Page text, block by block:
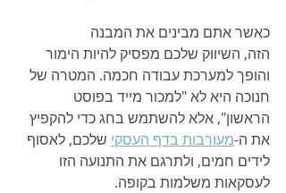
כאשר אתם מבינים את המבנה
הזה, השיווק שלכם מפסיק להיות הימור
והופך למערכת עבודה חכמה. המטרה של
חנוכה היא לא "למכור מייד בפוסט
הראשון", אלא להשתמש בחג כדי להקפיץ
את ה-מעורבות בדף העסקי שלכם, לאסוף
לידים חמים, ולתרגם את התנועה הזו
לעסקאות משלמות בקופה.